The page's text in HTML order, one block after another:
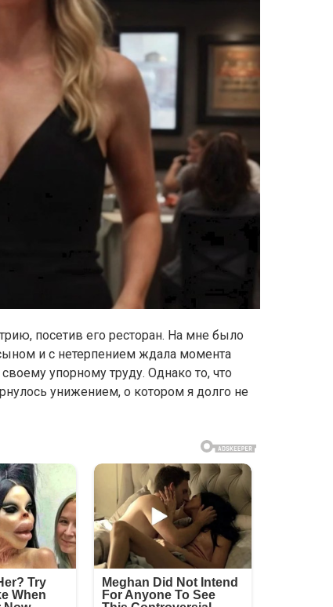
посетив его ресторан. На мне было
и с нетерпением ждала момента
упорному труду. Однако то, что
унижением, о котором я долго не